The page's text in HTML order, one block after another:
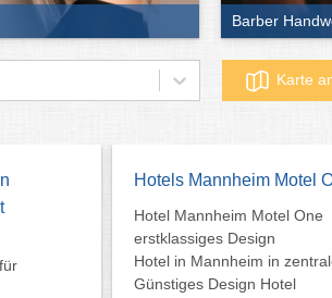
Barber
Karte
Hotels Mannheim Motel
Hotel Mannheim Motel One
erstklassiges Design
Hotel in Mannheim in
Günstiges Design Hotel